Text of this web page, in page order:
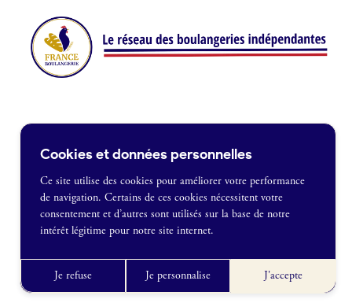
Je crée mon compte
France Boulangerie
1 rue Alexandre Fleming
09 86 23 49 09
Je souhaite être recontacté
CGU
Cookies et données personnelles
Ce site utilise des cookies pour améliorer votre performance
de navigation. Certains de ces cookies nécessitent votre
consentement et d’autres sont utilisés sur la base de notre
intérêt légitime pour notre site internet.
Je refuse Je personnalise J'accepte